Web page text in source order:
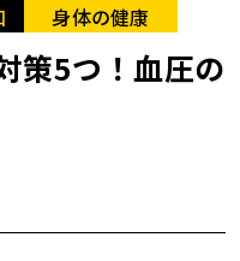
身体の健康
策5つ！血圧の